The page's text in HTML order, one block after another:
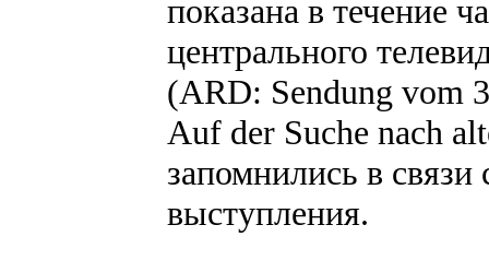
показана в течение
центрального
(ARD: Sendung vom
Auf der Suche nach
запомнились в связи
выступления.